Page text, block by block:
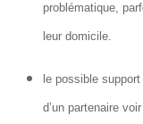
problématique,
leur domicile.
le possible
d’un partenaire